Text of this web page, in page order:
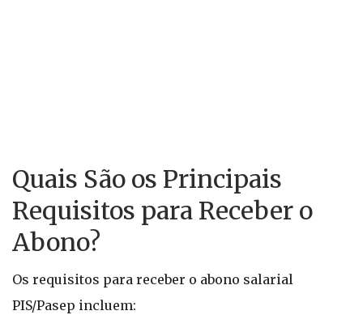
Quais São os Principais
Requisitos para Receber o
Abono?
Os requisitos para receber o abono salarial
PIS/Pasep incluem: